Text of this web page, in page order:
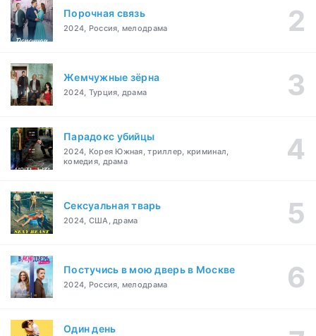
Порочная связь
2024, Россия, мелодрама
Жемчужные зёрна
2024, Турция, драма
Парадокс убийцы
2024, Корея Южная, триллер, криминал,
комедия, драма
Сексуальная тварь
2024, США, драма
Постучись в мою дверь в Москве
2024, Россия, мелодрама
Один день